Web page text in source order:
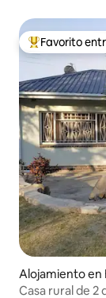
Favorito entre
Favorito
Alojamiento en
Casa rural de